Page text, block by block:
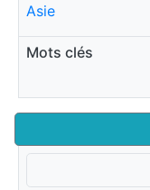
Asie
Mots clés